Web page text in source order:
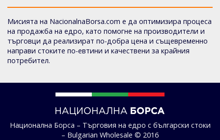
Мисията на NacionalnaBorsa.com е да оптимизира процеса
на продажба на едро, като помогне на производители и
търговци да реализират по-добра цена и същевременно
направи стоките по-евтини и качествени за крайния
потребител.
Национална Борса – Търговия на едро с български стоки
– Bulgarian Wholesale © 2016